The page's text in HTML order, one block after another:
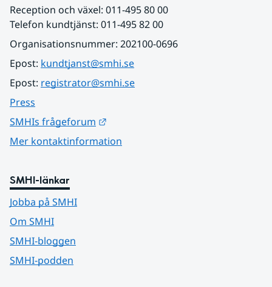
Reception och växel: 011-495 80 00
Telefon kundtjänst: 011-495 82 00
Organisationsnummer: 202100-0696
Epost: kundtjanst@smhi.se
Epost: registrator@smhi.se
Press
SMHIs frågeforum
Mer kontaktinformation
SMHI-länkar
Jobba på SMHI
Om SMHI
SMHI-bloggen
SMHI-podden